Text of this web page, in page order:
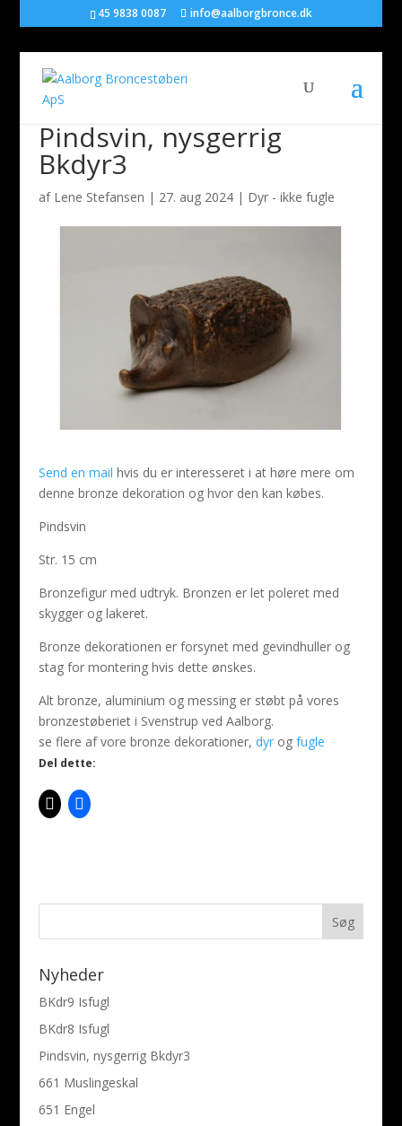
45 9838 0087 info@aalborgbronce.dk
Pindsvin, nysgerrig
Bkdyr3
af Lene Stefansen | 27. aug 2024| Dyr - ikke fugle
Send en mail hvis du er interesseret i at høre mere om
denne bronze dekoration og hvor den kan købes.
Pindsvin
Str. 15 cm
Bronzefigur med udtryk. Bronzen er let poleret med
skygger og lakeret.
Bronze dekorationen er forsynet med gevindhuller og
stag for montering hvis dette ønskes.
Alt bronze, aluminium og messing er støbt på vores
bronzestøberiet i Svenstrup ved Aalborg.
se flere af vore bronze dekorationer, dyrog fugle
Del dette:
Nyheder
BKdr9 Isfugl
BKdr8 Isfugl
Pindsvin, nysgerrig Bkdyr3
661 Muslingeskal
651 Engel